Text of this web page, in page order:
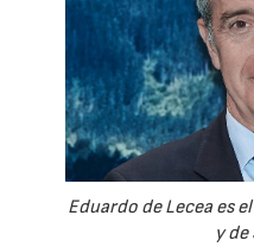
Eduardo de Lecea es
y de